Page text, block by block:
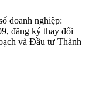
doanh nghiệp:
đăng ký thay đổi
và Đầu tư Thành